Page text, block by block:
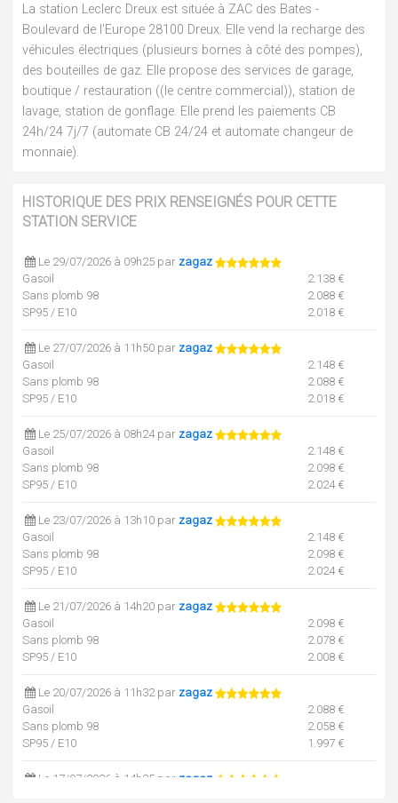
La station Leclerc Dreux est située à ZAC des Bates -
Boulevard de l'Europe 28100 Dreux. Elle vend la recharge des
véhicules électriques (plusieurs bornes à côté des pompes),
des bouteilles de gaz. Elle propose des services de garage,
boutique / restauration ((le centre commercial)), station de
lavage, station de gonflage. Elle prend les paiements CB
24h/24 7j/7 (automate CB 24/24 et automate changeur de
monnaie).
HISTORIQUE DES PRIX RENSEIGNÉS POUR CETTE
STATION SERVICE
Le 29/07/2026 à 09h25 par zagaz
Gasoil
2.138 €
Sans plomb 98
2.088 €
SP95 / E10
2.018 €
Le 27/07/2026 à 11h50 par zagaz
Gasoil
2.148 €
Sans plomb 98
2.088 €
SP95 / E10
2.018 €
Le 25/07/2026 à 08h24 par zagaz
Gasoil
2.148 €
Sans plomb 98
2.098 €
SP95 / E10
2.024 €
Le 23/07/2026 à 13h10 par zagaz
Gasoil
2.148 €
Sans plomb 98
2.098 €
SP95 / E10
2.024 €
Le 21/07/2026 à 14h20 par zagaz
Gasoil
2.098 €
Sans plomb 98
2.078 €
SP95 / E10
2.008 €
Le 20/07/2026 à 11h32 par zagaz
Gasoil
2.088 €
Sans plomb 98
2.058 €
SP95 / E10
1.997 €
Le 17/07/2026 à 14h25 par zagaz